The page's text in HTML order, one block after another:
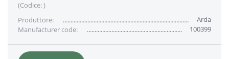
(Codice:)
Produttore:
Arda
Manufacturer code:
100399